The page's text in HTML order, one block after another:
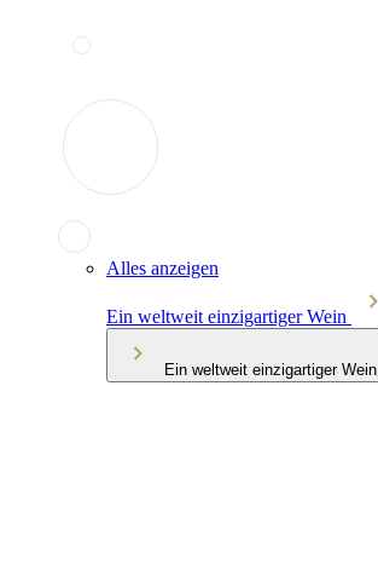
Alles anzeigen
Ein weltweit einzigartiger Wein
Ein weltweit einzigartiger Wein